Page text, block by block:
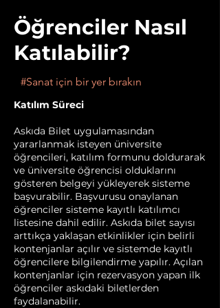
Öğrenciler Nasıl
Katılabilir?
#Sanat için bir yer bırakın
Katılım Süreci
Askıda Bilet uygulamasından
yararlanmak isteyen üniversite
öğrencileri, katılım formunu doldurarak
ve üniversite öğrencisi olduklarını
gösteren belgeyi yükleyerek sisteme
başvurabilir. Başvurusu onaylanan
öğrenciler sisteme kayıtlı katılımcı
listesine dahil edilir. Askıda bilet sayısı
arttıkça yaklaşan etkinlikler için belirli
kontenjanlar açılır ve sistemde kayıtlı
öğrencilere bilgilendirme yapılır. Açılan
kontenjanlar için rezervasyon yapan ilk
öğrenciler askıdaki biletlerden
faydalanabilir.